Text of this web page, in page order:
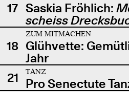
17 Saskia Fröhlich:
scheiss
18
ZUM MITMACHEN
Glühvette:
Jahr
21
TANZ
Pro Senectute